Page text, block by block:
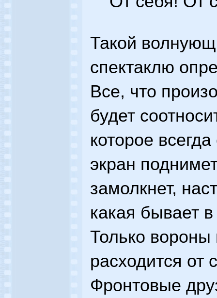
Такой
спектаклю
Все, что
будет
которое
экран
замолкнет,
какая бывает
Только вороны
расходится от
Фронтовые